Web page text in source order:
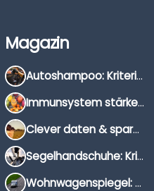
Magazin
Autoshampoo: Kriterien, Unterschiede & Anwendung
Immunsystem stärken: Hausmittel, Vitamine & Wissenswertes
Clever daten & sparen: So findest du die besten Deals für Dates und Unternehmungen
Segelhandschuhe: Kriterien, Materialien & Tipps
Wohnwagenspiegel: Auswahl, Preise & Montage